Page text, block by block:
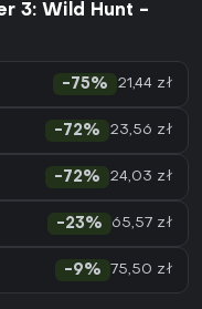
3: Wild Hunt -
-75% 21,44 zł
-72% 23,56 zł
-72% 24,03 zł
-23% 65,57 zł
-9% 75,50 zł